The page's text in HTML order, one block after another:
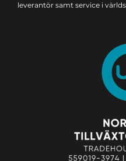
leverantör samt service i